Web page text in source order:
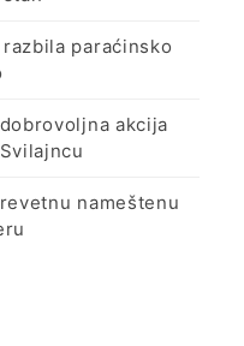
razbila paraćinsko
akcija
nameštenu